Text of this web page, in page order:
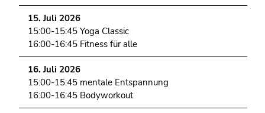
15. Juli 2026
15:00-15:45 Yoga Classic
16:00-16:45 Fitness für alle
16. Juli 2026
15:00-15:45 mentale Entspannung
16:00-16:45 Bodyworkout